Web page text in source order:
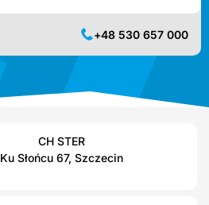
+48 530 657 000
CH STER
Ku Słońcu 67, Szczecin